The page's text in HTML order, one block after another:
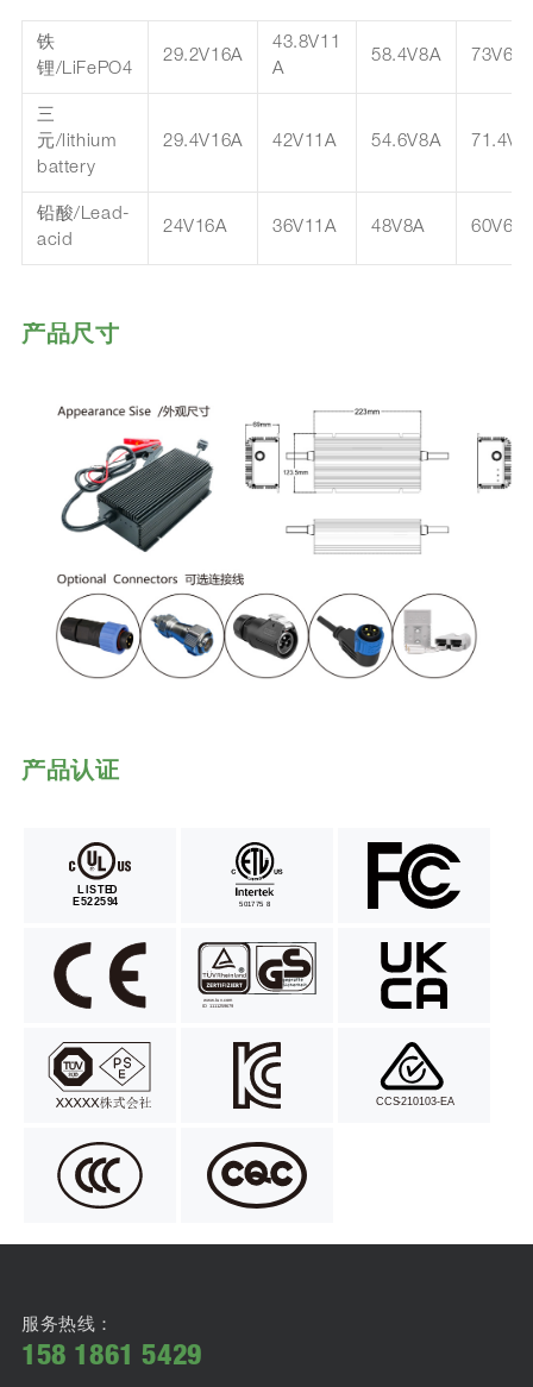
铁
锂/LiFePO4
29.2V16A
43.8V11
A
58.4V8A
三
元/lithium
battery
29.4V16A 42V11A 54.6V8A
铅酸/Lead-
acid
24V16A 36V11A 48V8A
产品尺寸
产品认证
服务热线：
158 1861 5429